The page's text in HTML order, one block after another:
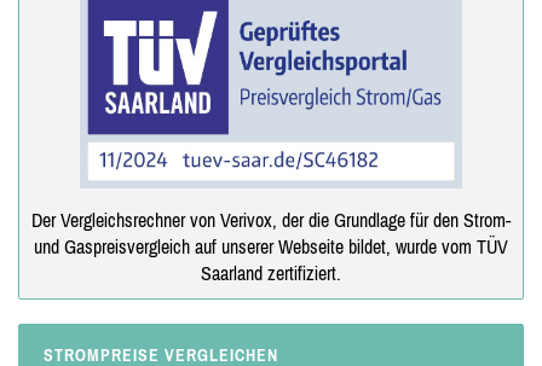
Der Vergleichsrechner von Verivox, der die Grundlage für den Strom-
und Gaspreisvergleich auf unserer Webseite bildet, wurde vom TÜV
Saarland zertifiziert.
STROMPREISE VERGLEICHEN